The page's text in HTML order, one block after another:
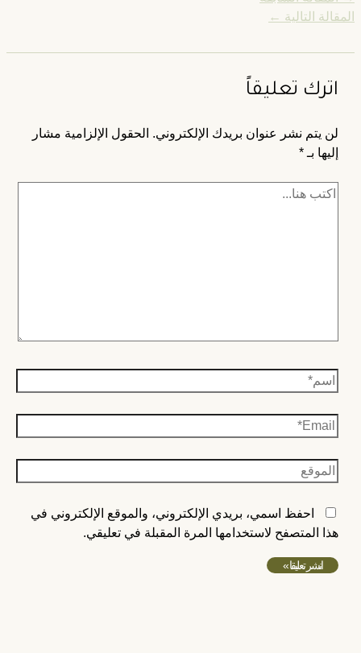
التالية←
اترك تعليقاً
لن يتم نشر عنوان بريدك الإلكتروني. الحقول الإلزامية مشار
إليها بـ *
احفظ اسمي، بريدي الإلكتروني، والموقع الإلكتروني في
هذا المتصفح لاستخدامها المرة المقبلة في تعليقي.